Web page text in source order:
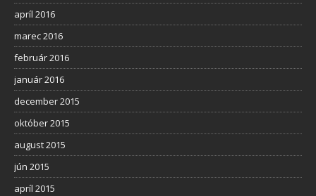
apríl 2016
marec 2016
február 2016
január 2016
december 2015
október 2015
august 2015
jún 2015
apríl 2015